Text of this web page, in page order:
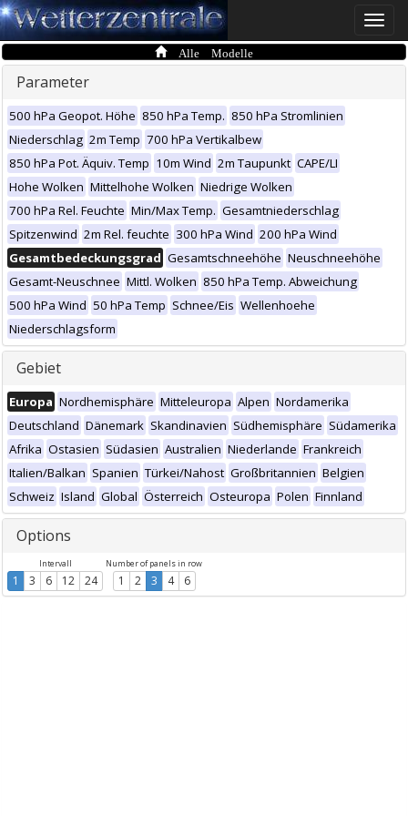
Toggle
Alle Modelle
Parameter
500 hPa Geopot. Höhe 850 hPa Temp. 850 hPa Stromlinien
Niederschlag 2m Temp 700 hPa Vertikalbew
850 hPa Pot. Äquiv. Temp 10m Wind 2m Taupunkt CAPE/LI
Hohe Wolken Mittelhohe Wolken Niedrige Wolken
700 hPa Rel. Feuchte Min/Max Temp. Gesamtniederschlag
Spitzenwind 2m Rel. feuchte 300 hPa Wind 200 hPa Wind
Gesamtbedeckungsgrad Gesamtschneehöhe Neuschneehöhe
Gesamt-Neuschnee Mittl. Wolken 850 hPa Temp. Abweichung
500 hPa Wind 50 hPa Temp Schnee/Eis Wellenhoehe
Niederschlagsform
Gebiet
Europa Nordhemisphäre Mitteleuropa Alpen Nordamerika
Deutschland Dänemark Skandinavien Südhemisphäre Südamerika
Afrika Ostasien Südasien Australien Niederlande Frankreich
Italien/Balkan Spanien Türkei/Nahost Großbritannien Belgien
Schweiz Island Global Österreich Osteuropa Polen Finnland
Options
Intervall
1 3 6 12 24
Number of panels in row
1 2 3 4 6